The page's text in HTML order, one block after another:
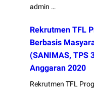
admin …
Rekrutmen TFL
Berbasis
(SANIMAS, TPS
Anggaran 2020
Rekrutmen TFL